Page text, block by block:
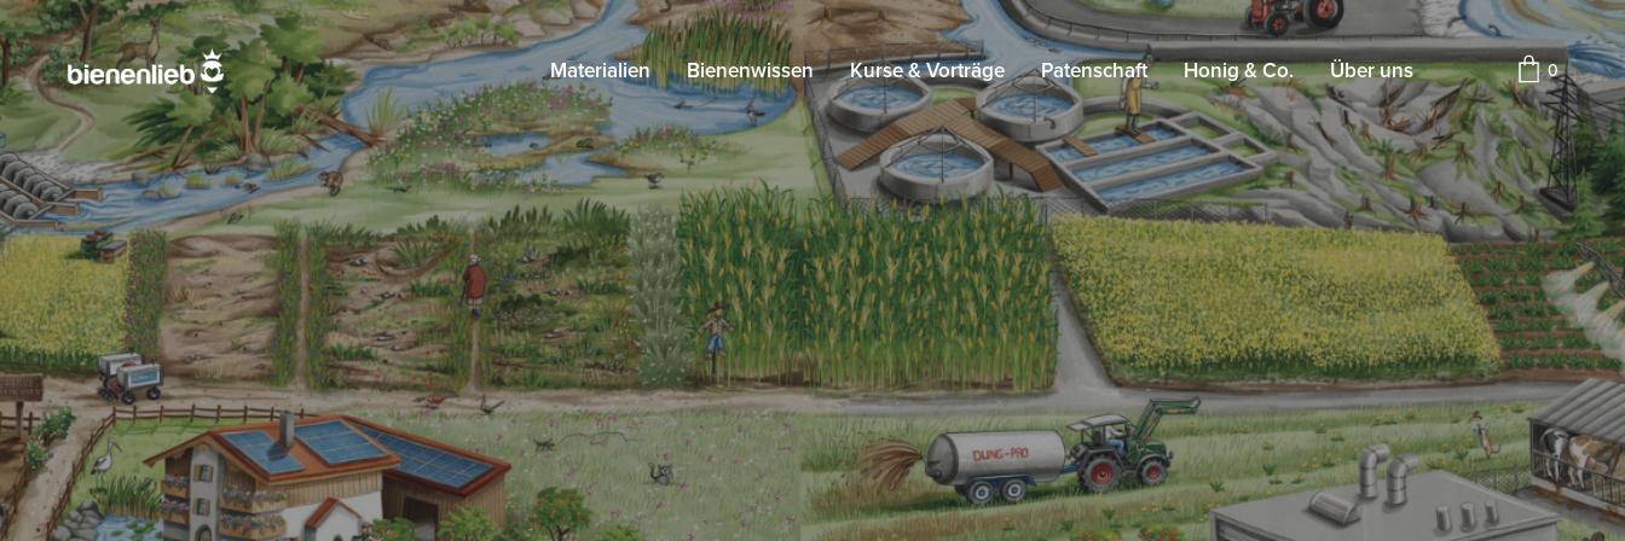
Materialien Bienenwissen Kurse & Vorträge Patenschaft Honig & Co. Über uns 0